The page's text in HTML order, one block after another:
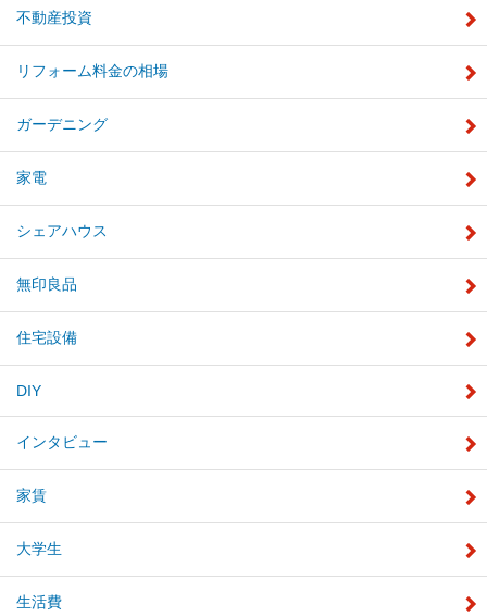
不動産投資
リフォーム料金の相場
ガーデニング
家電
シェアハウス
無印良品
住宅設備
DIY
インタビュー
家賃
大学生
生活費